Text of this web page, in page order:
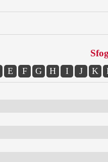
E F G H I J K